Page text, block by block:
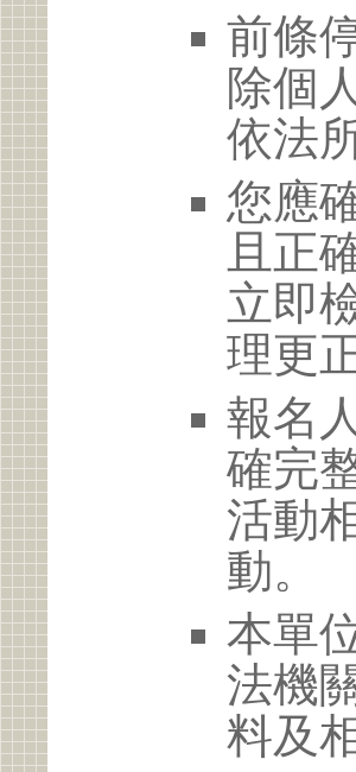
前條
除個
依法
您應
且正
立即
理更
報名
確完
活動
動。
本單
法機
料及